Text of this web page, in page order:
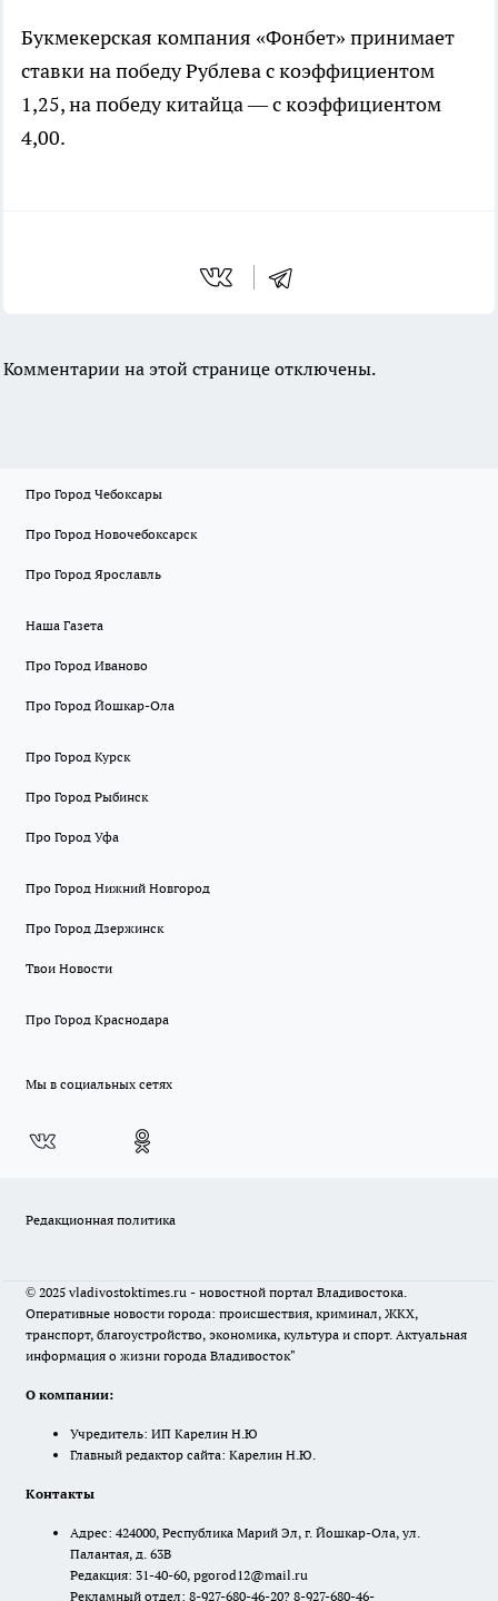
Букмекерская компания «Фонбет» принимает
ставки на победу Рублева с коэффициентом
1,25, на победу китайца — с коэффициентом
4,00.
Комментарии на этой странице отключены.
Про Город Чебоксары
Про Город Новочебоксарск
Про Город Ярославль
Наша Газета
Про Город Иваново
Про Город Йошкар-Ола
Про Город Курск
Про Город Рыбинск
Про Город Уфа
Про Город Нижний Новгород
Про Город Дзержинск
Твои Новости
Про Город Краснодара
Мы в социальных сетях
Редакционная политика
© 2025 vladivostoktimes.ru - новостной портал Владивостока.
Оперативные новости города: происшествия, криминал, ЖКХ,
транспорт, благоустройство, экономика, культура и спорт. Актуальная
информация о жизни города Владивосток"
О компании:
Учредитель: ИП Карелин Н.Ю
Главный редактор сайта: Карелин Н.Ю.
Контакты
Адрес: 424000, Республика Марий Эл, г. Йошкар-Ола, ул.
Палантая, д. 63В
Редакция: 31-40-60, pgorod12@mail.ru
Рекламный отдел: 8-927-680-46-20? 8-927-680-46-